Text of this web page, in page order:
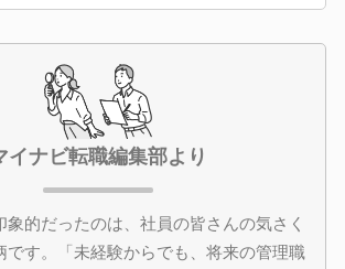
イナビ転職編集部より
象的だったのは、社員の皆さんの気さく
です。「未経験からでも、将来の管理職